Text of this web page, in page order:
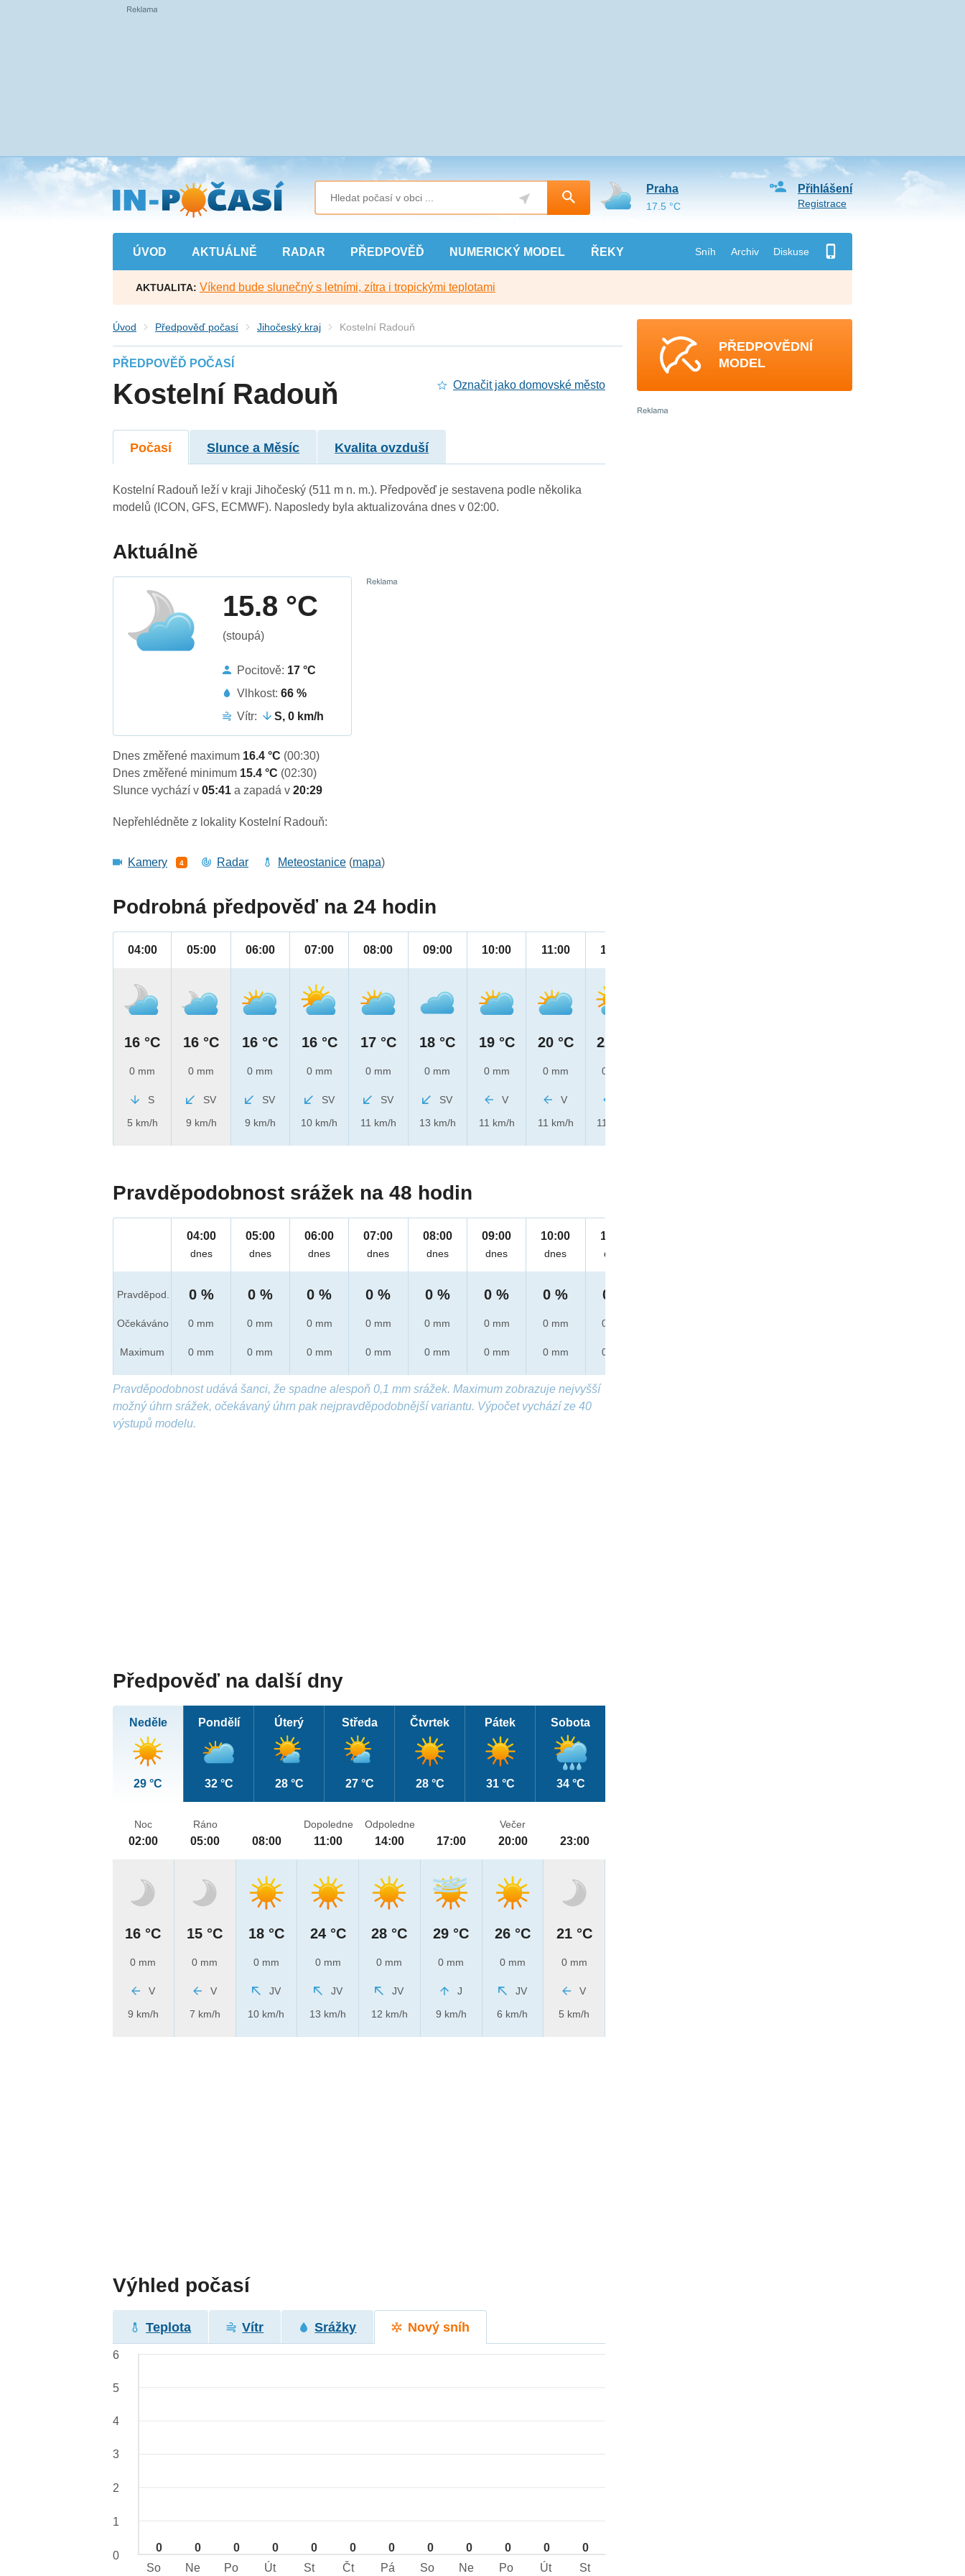
Přejít
na
hlavní
obsah
ÚVOD AKTUÁLNĚ RADAR PŘEDPOVĚĎ NUMERICKÝ MODEL ŘEKY Sníh Archiv Diskuse
Přihlášení
Registrace
Praha
17.5 °C
AKTUALITA: Víkend bude slunečný s letními, zítra i tropickými teplotami
Úvod Předpověď počasí Jihočeský kraj Kostelní Radouň
PŘEDPOVĚĎ POČASÍ
Kostelní Radouň Označit jako domovské město
Počasí Slunce a Měsíc Kvalita ovzduší
Kostelní Radouň leží v kraji Jihočeský (511 m n. m.). Předpověď je sestavena podle několika
modelů (ICON, GFS, ECMWF). Naposledy byla aktualizována dnes v 02:00.
Aktuálně
15.8 °C
(stoupá)
Pocitově: 17 °C
Vlhkost:66 %
Vítr:
S, 0 km/h
Dnes změřené maximum 16.4 °C (00:30)
Dnes změřené minimum 15.4 °C (02:30)
Slunce vychází v05:41a zapadá v20:29
Nepřehlédněte z lokality Kostelní Radouň:
Kamery 4 Radar Meteostanice (mapa)
Podrobná předpověď na 24 hodin
04:00
16 °C
0 mm
S
5 km/h
05:00
16 °C
0 mm
SV
9 km/h
06:00
16 °C
0 mm
SV
9 km/h
07:00
16 °C
0 mm
SV
10 km/h
08:00
17 °C
0 mm
SV
11 km/h
09:00
18 °C
0 mm
SV
13 km/h
10:00
19 °C
0 mm
V
11 km/h
11:00
20 °C
0 mm
V
11 km/h
12:00
22 °C
0 mm
11 km/h
Pravděpodobnost srážek na 48 hodin
Pravděpod.
Očekáváno
Maximum
04:00
dnes
0 %
0 mm
0 mm
05:00
dnes
0 %
0 mm
0 mm
06:00
dnes
0 %
0 mm
0 mm
07:00
dnes
0 %
0 mm
0 mm
08:00
dnes
0 %
0 mm
0 mm
09:00
dnes
0 %
0 mm
0 mm
10:00
dnes
0 %
0 mm
0 mm
11:00
dnes
0 %
0 mm
0 mm
Pravděpodobnost udává šanci, že spadne alespoň 0,1 mm srážek. Maximum zobrazuje nejvyšší
možný úhrn srážek, očekávaný úhrn pak nejpravděpodobnější variantu. Výpočet vychází ze 40
výstupů modelu.
Předpověď na další dny
Neděle
29 °C
Pondělí
32 °C
Úterý
28 °C
Středa
27 °C
Čtvrtek
28 °C
Pátek
31 °C
Sobota
34 °C
Noc
02:00
16 °C
0 mm
V
9 km/h
Ráno
05:00
15 °C
0 mm
V
7 km/h
08:00
18 °C
0 mm
JV
10 km/h
Dopoledne
11:00
24 °C
0 mm
JV
13 km/h
Odpoledne
14:00
28 °C
0 mm
JV
12 km/h
17:00
29 °C
0 mm
J
9 km/h
Večer
20:00
26 °C
0 mm
JV
6 km/h
23:00
21 °C
0 mm
V
5 km/h
Výhled počasí
Teplota Vítr Srážky Nový sníh
0 0 0 0 0 0 0 0 0 0 0 0
6
5
4
3
2
1
0
So
Ne Po Út St Čt Pá So Ne Po Út St
PŘEDPOVĚDNÍ
MODEL